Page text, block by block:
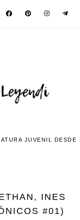
JUVENIL DESDE
INES
#01)